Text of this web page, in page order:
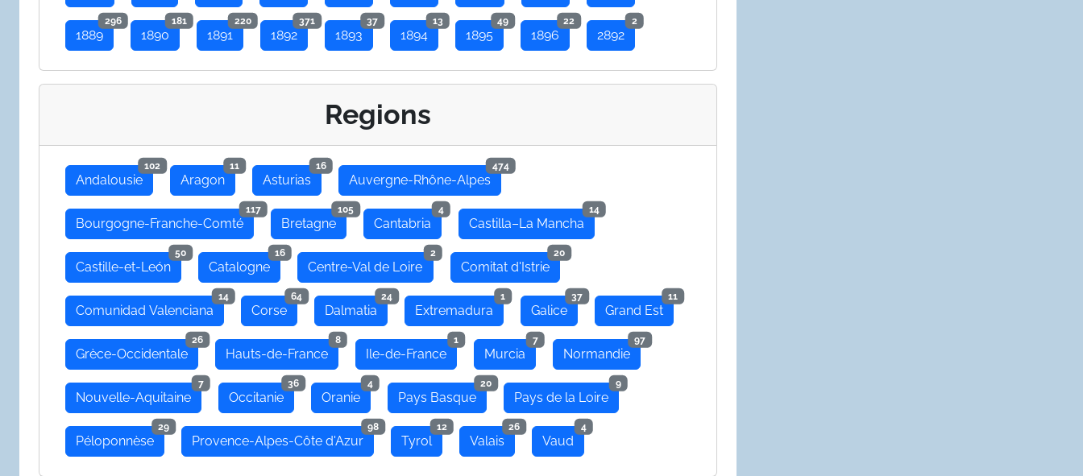
1889
296
1890
181
1891
220
1892
371
1893
37
1894
13
1895
49
1896
22
2892
2
Regions
Andalousie
102
Aragon
11
Asturias
16
Auvergne-Rhône-Alpes
474
Bourgogne-Franche-Comté
117
Bretagne
105
Cantabria
4
Castilla–La Mancha
14
Castille-et-León
50
Catalogne
16
Centre-Val de Loire
2
Comitat d'Istrie
20
Comunidad Valenciana
14
Corse
64
Dalmatia
24
Extremadura
1
Galice
37
Grand Est
11
Grèce-Occidentale
26
Hauts-de-France
8
Ile-de-France
1
Murcia
7
Normandie
97
Nouvelle-Aquitaine
7
Occitanie
36
Oranie
4
Pays Basque
20
Pays de la Loire
9
Péloponnèse
29
Provence-Alpes-Côte d'Azur
98
Tyrol
12
Valais
26
Vaud
4